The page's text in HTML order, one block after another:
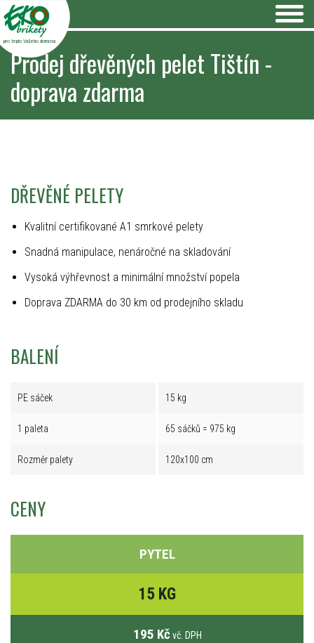
pro teplo Vašeho domova
Prodej dřevěných pelet Tištín -
doprava zdarma
DŘEVĚNÉ PELETY
Kvalitní certifikované A1 smrkové pelety
Snadná manipulace, nenáročné na skladování
Vysoká výhřevnost a minimální množství popela
Doprava ZDARMA do 30 km od prodejního skladu
BALENÍ
PE sáček 15 kg
1 paleta 65 sáčků = 975 kg
Rozměr palety 120x100 cm
CENY
PYTEL
15 KG
195 Kč vč. DPH